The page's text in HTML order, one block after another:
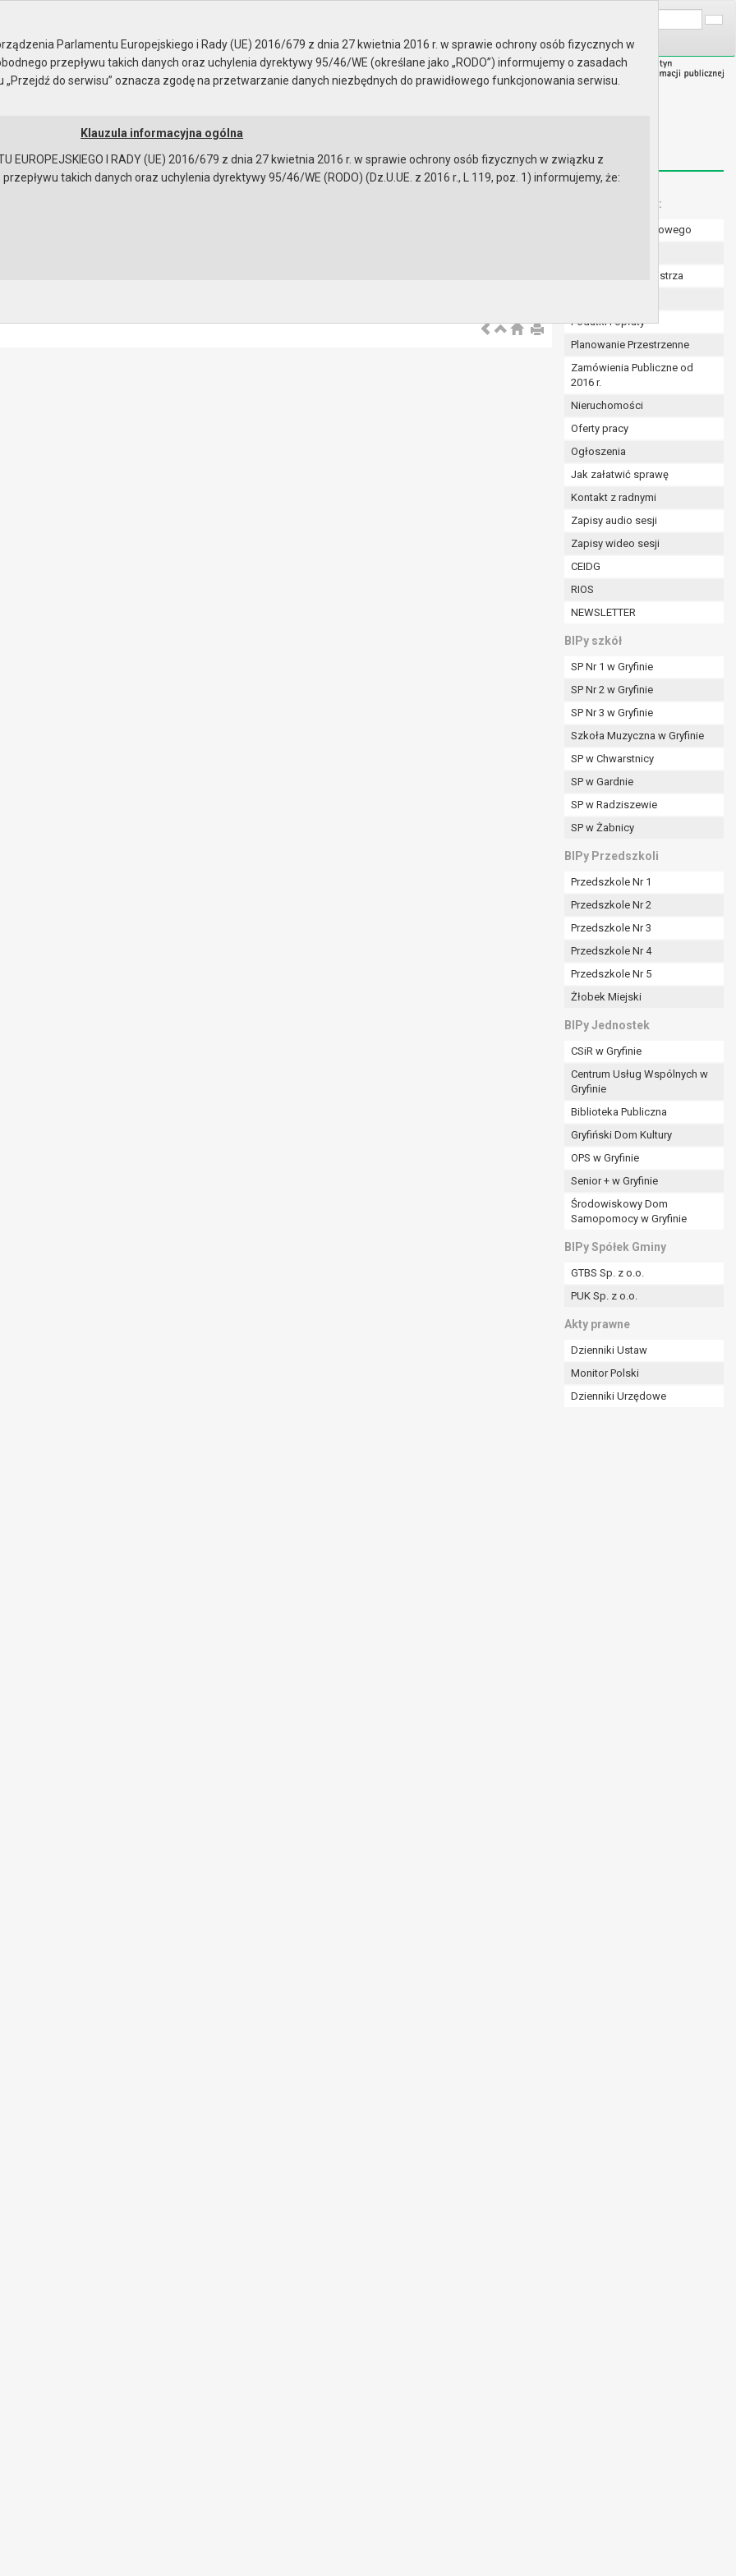
Instrukcja korzystania Dostępność
- 04.10.2007 Menu dodatkowe:
Numer konta bankowego
Zarządzenia Burmistrza
Podatki i opłaty
Planowanie Przestrzenne
Zamówienia Publiczne od
2016 r.
Nieruchomości
Oferty pracy
Ogłoszenia
Jak załatwić sprawę
Kontakt z radnymi
Zapisy audio sesji
Zapisy wideo sesji
CEIDG
RIOS
NEWSLETTER
BIPy szkół
SP Nr 1 w Gryfinie
SP Nr 2 w Gryfinie
SP Nr 3 w Gryfinie
Szkoła Muzyczna w Gryfinie
SP w Chwarstnicy
SP w Gardnie
SP w Radziszewie
SP w Żabnicy
BIPy Przedszkoli
Przedszkole Nr 1
Przedszkole Nr 2
Przedszkole Nr 3
Przedszkole Nr 4
Przedszkole Nr 5
Żłobek Miejski
BIPy Jednostek
CSiR w Gryfinie
Centrum Usług Wspólnych w
Gryfinie
Biblioteka Publiczna
Gryfiński Dom Kultury
OPS w Gryfinie
Senior + w Gryfinie
Środowiskowy Dom
Samopomocy w Gryfinie
BIPy Spółek Gminy
GTBS Sp. z o.o.
PUK Sp. z o.o.
Akty prawne
Dzienniki Ustaw
Monitor Polski
Dzienniki Urzędowe
Parlamentu Europejskiego i Rady (UE) 2016/679 z dnia 27 kwietnia 2016 r. w sprawie ochrony osób fizycznych w
przepływu takich danych oraz uchylenia dyrektywy 95/46/WE (określane jako „RODO”) informujemy o zasadach
do serwisu” oznacza zgodę na przetwarzanie danych niezbędnych do prawidłowego funkcjonowania serwisu.
Klauzula informacyjna ogólna
EUROPEJSKIEGO I RADY (UE) 2016/679 z dnia 27 kwietnia 2016 r. w sprawie ochrony osób fizycznych w związku z
takich danych oraz uchylenia dyrektywy 95/46/WE (RODO) (Dz.U.UE. z 2016 r., L 119, poz. 1) informujemy, że:
przepisami prawa w celu:
a w szczególności ustawy z dnia 8 marca 1990 r. o samorządzie gminnym (Dz.U. z 2017r., poz. 1875 ze zm.) oraz z
a także obowiązków i zadań zleconych przez instytucje nadrzędne wobec Gminy;
lub innej osoby fizycznej;
są wyłącznie na podstawie wcześniej udzielonej zgody w zakresie i celu określonym w treści zgody.
w pkt. 3, dane osobowe mogą być udostępniane innym upoważnionym odbiorcom lub kategoriom odbiorców danych
niezbędny do realizacji celu dla jakiego zostały zebrane oraz zgodnie z terminami archiwizacji określonymi przez
zgody osoby, której dane dotyczą przetwarzanie odbywa się do czasu wycofania tej zgody.
zawarcia i realizacji umowy przetwarzanie odbywa się przez okres niezbędny do realizacji zawartej umowy, a po tym
dla zabezpieczenia ewentualnych roszczeń, a w przypadku wyrażenia zgody na przetwarzanie danych po zakończeniu i
od momentu pozyskania przechowywane są przez okres wynikający z umowy o dofinansowanie zawartej między
i konieczności zachowania dokumentacji projektu do celów kontrolnych.
osobowych przysługuje Pani/Panu:
ich kopii na podstawie art. 15 RODO;
art. 16 RODO,
prawo do bycia zapomnianym) na podstawie art. 17 RODO, w przypadku gdy:
były zebrane lub w inny sposób przetwarzane,
na przetwarzanie danych osobowych, która jest podstawą przetwarzania danych i nie ma innej podstawy prawnej
z prawem,
się z obowiązku wynikającego z przepisów prawa;
danych osobowych – na okres pozwalający administratorowi sprawdzić prawidłowość tych danych,
celów, ale osoba, której dane dotyczą, potrzebuje ich do ustalenia, obrony lub dochodzenia roszczeń,
wobec przetwarzania danych - do czasu ustalenia czy prawnie uzasadnione podstawy po stronie administratora są
RODO, w przypadku gdy łącznie spełnione są następujące przesłanki:
umowy zawartej z osobą, której dane dotyczą lub na podstawie zgody wyrażonej przez tą osobę,
art. 21 RODO, wobec przetwarzania danych osobowych, którego podstawą prawną jest:
z prawnie uzasadnionych interesów realizowanych przez administratora lub przez stronę trzecią.
W razie wniesienia sprzeciwu, administrator nie może już przetwarzać tych danych osobowych, chyba że wykaże
do przetwarzania, nadrzędnych wobec interesów, praw i wolności osoby, której dane dotyczą, lub podstaw do
się na podstawie zgody osoby na przetwarzanie danych osobowych (art. 6 ust. 1 lit a RODO), przysługuje Pani/Panu
to nie ma wpływu na zgodność przetwarzania, którego dokonano na podstawie zgody przed jej cofnięciem.
nadzorczego na niezgodne z prawem przetwarzanie Pani/Pana danych osobowych przez administratora.
Ochrony Danych Osobowych.
podanie danych osobowych jest dobrowolne albo jest wymogiem ustawowym lub umownym.
podejmowaniu decyzji, w tym również profilowaniu.